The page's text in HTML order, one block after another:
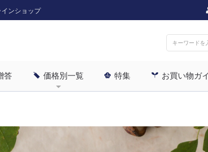
ンショップ
答 価格別一覧 特集 お買い物ガ